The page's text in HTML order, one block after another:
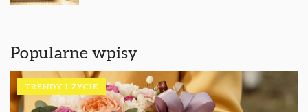
Popularne wpisy
TRENDY I ŻYCIE